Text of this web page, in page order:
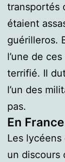
transportés
étaient
guérilleros.
l’une de
terrifié. Il
l’un des
pas.
En France
Les
un discours